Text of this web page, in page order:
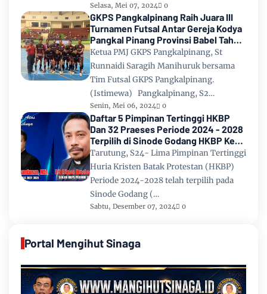
Selasa, Mei 07, 2024 0
GKPS Pangkalpinang Raih Juara III
Turnamen Futsal Antar Gereja Kodya
Pangkal Pinang Provinsi Babel Tahun
2024
Ketua PMJ GKPS Pangkalpinang, St
Runnaidi Saragih Manihuruk bersama
Tim Futsal GKPS Pangkalpinang.
(Istimewa) Pangkalpinang, S2…
Senin, Mei 06, 2024 0
Daftar 5 Pimpinan Tertinggi HKBP
Dan 32 Praeses Periode 2024 - 2028
Terpilih di Sinode Godang HKBP Ke
67 Tahun 2024
Tarutung, S24- Lima Pimpinan Tertinggi
Huria Kristen Batak Protestan (HKBP)
Periode 2024-2028 telah terpilih pada
Sinode Godang (…
Sabtu, Desember 07, 2024 0
Portal Mengihut Sinaga